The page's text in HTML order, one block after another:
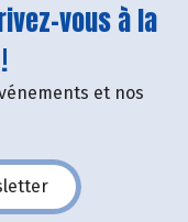
vous à la
et nos